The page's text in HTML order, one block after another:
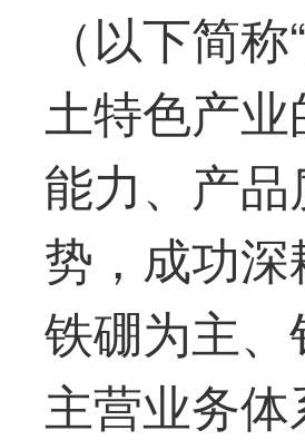
（以下简称“
土特色产
能力、产
势，成功
铁硼为主
主营业务体